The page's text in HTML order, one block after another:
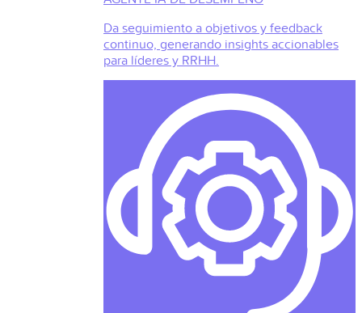
Da seguimiento a objetivos y feedback
continuo, generando insights accionables
para líderes y RRHH.